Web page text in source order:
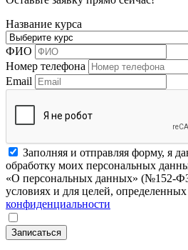
Название курса
ФИО
Номер телефона
Email
Заполняя и отправляя форму, я
обработку моих персональных
«О персональных данных» (№152-
условиях и для целей, определенных
конфиденциальности
Записаться